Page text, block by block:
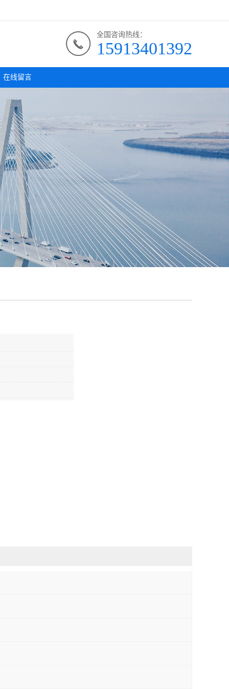
全国咨询热线：
15913401392
在线留言